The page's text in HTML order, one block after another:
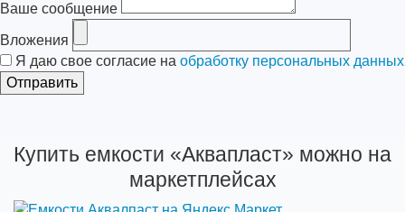
Ваше сообщение
Вложения
Я даю свое согласие на обработку персональных данных
Купить емкости «Аквапласт» можно на
маркетплейсах